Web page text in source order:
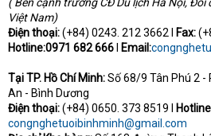
( Bên cạnh trường CĐ Du lịch Hà Nội, Đối
Việt Nam)
Điện thoại:(+84) 0243. 212 3662 I Fax:
Hotline:0971 682 666
Email:
Tại TP. Hồ Chí Minh:Số 68/9 Tân Phú 2 -
An - Bình Dương
Điện thoại:(+84) 0650. 373 8519 I
congnghetuoibinhminh@gmail.com